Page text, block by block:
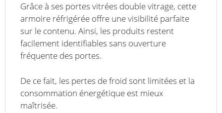
Grâce à ses portes vitrées double vitrage, cette
armoire réfrigérée offre une visibilité parfaite
sur le contenu. Ainsi, les produits restent
facilement identifiables sans ouverture
fréquente des portes.
De ce fait, les pertes de froid sont limitées et la
consommation énergétique est mieux
maîtrisée.